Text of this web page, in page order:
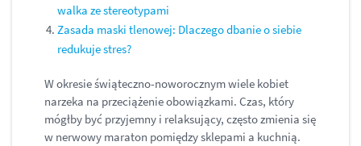
walka ze stereotypami
Zasada maski tlenowej: Dlaczego dbanie o siebie
redukuje stres?
W okresie świąteczno-noworocznym wiele kobiet
narzeka na przeciążenie obowiązkami. Czas, który
mógłby być przyjemny i relaksujący, często zmienia się
w nerwowy maraton pomiędzy sklepami a kuchnią.